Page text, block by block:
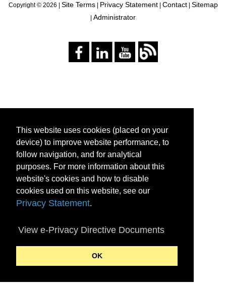
This website uses cookies (placed on your
device) to improve website performance, to
follow navigation, and for analytical
purposes. For more information about this
website's cookies and how to disable
cookies used on this website, see our
Privacy Statement.
View e-Privacy Directive Documents
OK
Copyright © 2026 | Site Terms| Privacy Statement| Contact| Sitemap
Administrator